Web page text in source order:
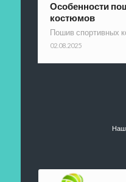
Особенности
костюмов
Пошив спортивных
02.08.2025